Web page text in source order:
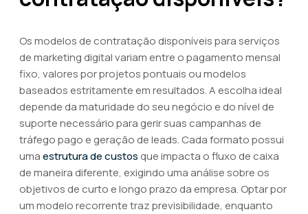
Os modelos de contratação disponíveis para serviços
de marketing digital variam entre o pagamento mensal
fixo, valores por projetos pontuais ou modelos
baseados estritamente em resultados. A escolha ideal
depende da maturidade do seu negócio e do nível de
suporte necessário para gerir suas campanhas de
tráfego pago e geração de leads. Cada formato possui
umaestrutura de custos que impacta o fluxo de caixa
de maneira diferente, exigindo uma análise sobre os
objetivos de curto e longo prazo da empresa. Optar por
um modelo recorrente traz previsibilidade, enquanto